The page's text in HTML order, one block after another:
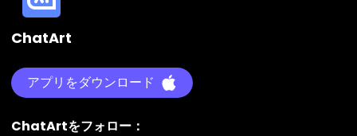
ChatArt
アプリをダウンロード
ChatArtをフォロー：